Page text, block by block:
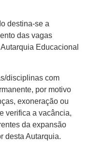
destina-se a
das vagas
Educacional
disciplinas com
por motivo
exoneração ou
verifica a vacância,
da expansão
desta Autarquia.